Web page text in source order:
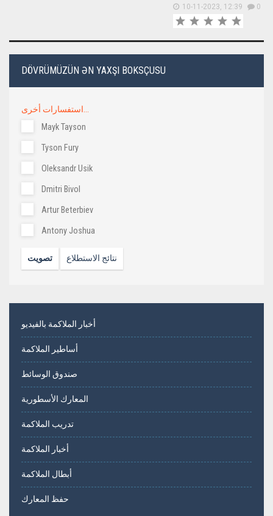
10-11-2023, 12:39
0
DÖVRÜMÜZÜN ƏN YAXŞI BOKSÇUSU
استفسارات أخرى...
Mayk Tayson
Tyson Fury
Oleksandr Usik
Dmitri Bivol
Artur Beterbiev
Antony Joshua
تصويت نتائج الاستطلاع
أخبار الملاكمة بالفيديو
أساطير الملاكمة
صندوق الوسائط
المعارك الأسطورية
تدريب الملاكمة
أخبار الملاكمة
أبطال الملاكمة
حفظ المعارك